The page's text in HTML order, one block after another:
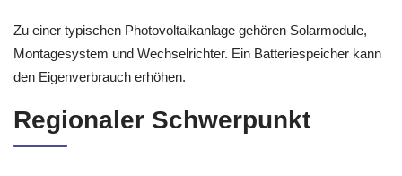
Zu einer typischen Photovoltaikanlage gehören Solarmodule,
Montagesystem und Wechselrichter. Ein Batteriespeicher kann
den Eigenverbrauch erhöhen.
Regionaler Schwerpunkt